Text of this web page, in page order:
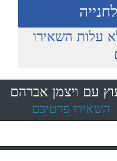
עלות השאירו
עם ויצמן אברהם
השאירו פרטיכם